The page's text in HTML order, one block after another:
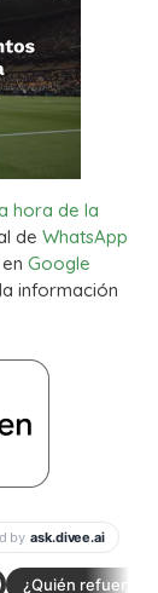
hora de la
de WhatsApp
Google
información